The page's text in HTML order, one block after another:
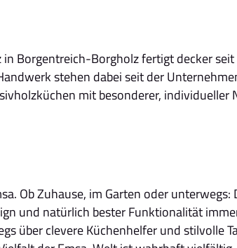
Borgentreich-Borgholz fertigt decker
stehen dabei seit der
mit besonderer, individueller
Ob Zuhause, im Garten oder
und natürlich bester Funktionalität
über clevere Küchenhelfer und stilvolle